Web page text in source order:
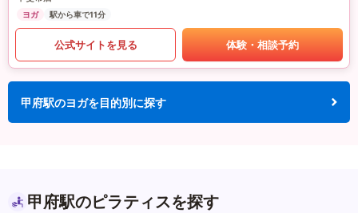
ヨガ 駅から車で11分
公式サイトを見る 体験・相談予約
甲府駅のヨガを目的別に探す
甲府駅のピラティスを探す